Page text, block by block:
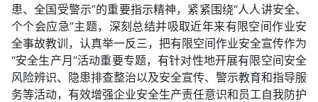
患、全国受警示”的重要指示精神，紧紧围绕“人人讲安全、
个个会应急”主题，深刻总结并吸取近年来有限空间作业安
全事故教训，认真举一反三，把有限空间作业安全宣传作为
“安全生产月”活动重要专题，有针对性地开展有限空间安全
风险辨识、隐患排查整治以及安全宣传、警示教育和指导服
务等活动，有效增强企业安全生产责任意识和员工自我防护